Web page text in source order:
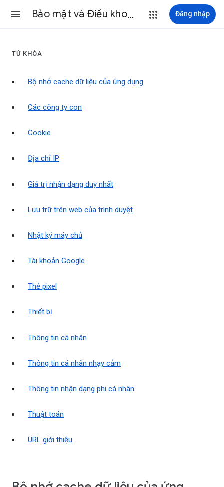
Bảo mật và Điều khoản Đăng nhập
TỪ KHÓA
Bộ nhớ cache dữ liệu của ứng dụng
Các công ty con
Cookie
Địa chỉ IP
Giá trị nhận dạng duy nhất
Lưu trữ trên web của trình duyệt
Nhật ký máy chủ
Tài khoản Google
Thẻ pixel
Thiết bị
Thông tin cá nhân
Thông tin cá nhân nhạy cảm
Thông tin nhận dạng phi cá nhân
Thuật toán
URL giới thiệu